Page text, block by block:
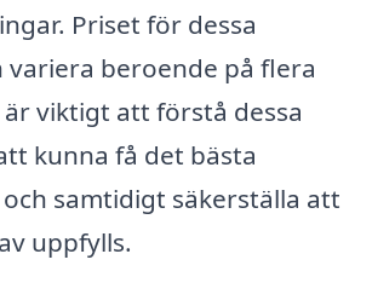
Priset för dessa
beroende på flera
viktigt att förstå dessa
kunna få det bästa
samtidigt säkerställa att
uppfylls.